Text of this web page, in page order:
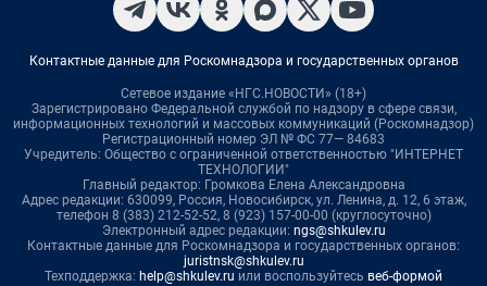
Контактные данные для Роскомнадзора и государственных органов
Сетевое издание «НГС.НОВОСТИ» (18+)
Зарегистрировано Федеральной службой по надзору в сфере связи,
информационных технологий и массовых коммуникаций (Роскомнадзор)
Регистрационный номер ЭЛ № ФС 77— 84683
Учредитель: Общество с ограниченной ответственностью "ИНТЕРНЕТ
ТЕХНОЛОГИИ"
Главный редактор: Громкова Елена Александровна
Адрес редакции: 630099, Россия, Новосибирск, ул. Ленина, д. 12, 6 этаж,
телефон 8 (383) 212-52-52, 8 (923) 157-00-00 (круглосуточно)
Электронный адрес редакции: ngs@shkulev.ru
Контактные данные для Роскомнадзора и государственных органов:
juristnsk@shkulev.ru
Техподдержка: help@shkulev.ru или воспользуйтесь веб-формой